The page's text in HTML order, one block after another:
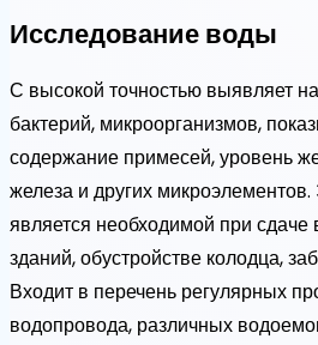
Исследование воды
С высокой точностью выявляет
бактерий, микроорганизмов,
содержание примесей, уровень
железа и других
является необходимой при
зданий, обустройстве колодца,
Входит в перечень регулярных
водопровода, различных